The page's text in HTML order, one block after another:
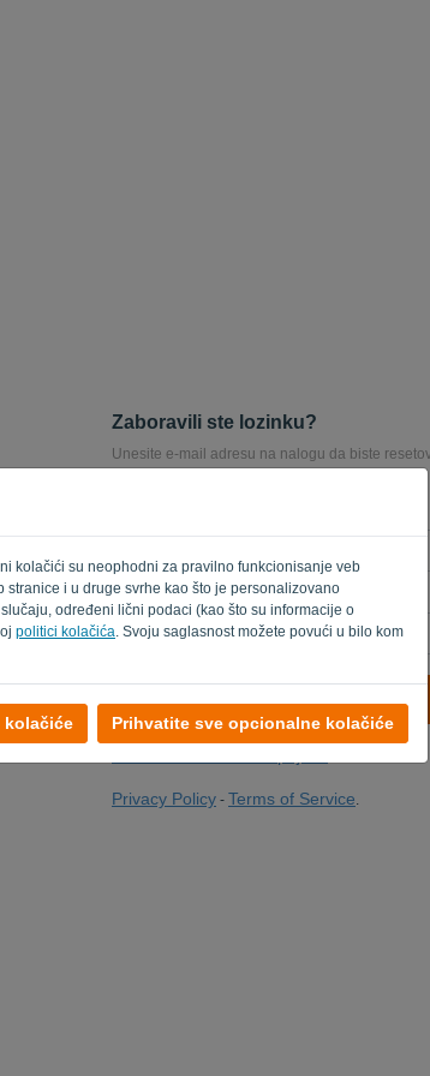
kolačići su neophodni za pravilno funkcionisanje veb
i u druge svrhe kao što je personalizovano
određeni lični podaci (kao što su informacije o
politici kolačića . Svoju saglasnost možete povući u bilo kom
kolačiće Prihvatite sve opcionalne kolačiće
Zaboravili ste lozinku?
Unesite e-mail adresu na nalogu da biste
poslat na ovu e-mail adresu, koju možete
Zar nisi kompjuter? Popunite '
Privacy Policy - Terms of Service